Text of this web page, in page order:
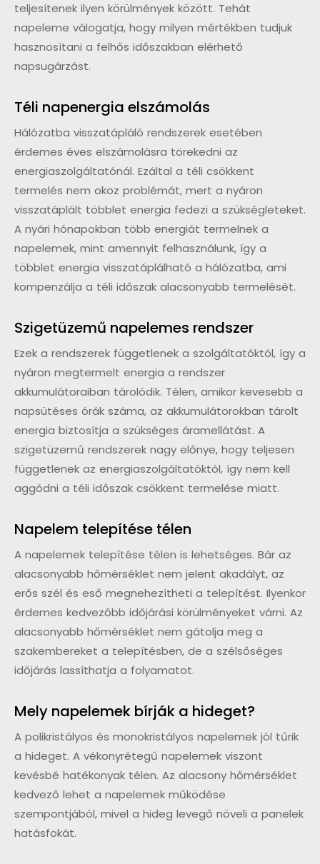
teljesítenek ilyen körülmények között. Tehát
napeleme válogatja, hogy milyen mértékben tudjuk
hasznosítani a felhős időszakban elérhető
napsugárzást.
Téli napenergia elszámolás
Hálózatba visszatápláló rendszerek esetében
érdemes éves elszámolásra törekedni az
energiaszolgáltatónál. Ezáltal a téli csökkent
termelés nem okoz problémát, mert a nyáron
visszatáplált többlet energia fedezi a szükségleteket.
A nyári hónapokban több energiát termelnek a
napelemek, mint amennyit felhasználunk, így a
többlet energia visszatáplálható a hálózatba, ami
kompenzálja a téli időszak alacsonyabb termelését.
Szigetüzemű napelemes rendszer
Ezek a rendszerek függetlenek a szolgáltatóktól, így a
nyáron megtermelt energia a rendszer
akkumulátoraiban tárolódik. Télen, amikor kevesebb a
napsütéses órák száma, az akkumulátorokban tárolt
energia biztosítja a szükséges áramellátást. A
szigetüzemű rendszerek nagy előnye, hogy teljesen
függetlenek az energiaszolgáltatóktól, így nem kell
aggódni a téli időszak csökkent termelése miatt.
Napelem telepítése télen
A napelemek telepítése télen is lehetséges. Bár az
alacsonyabb hőmérséklet nem jelent akadályt, az
erős szél és eső megnehezítheti a telepítést. Ilyenkor
érdemes kedvezőbb időjárási körülményeket várni. Az
alacsonyabb hőmérséklet nem gátolja meg a
szakembereket a telepítésben, de a szélsőséges
időjárás lassíthatja a folyamatot.
Mely napelemek bírják a hideget?
A polikristályos és monokristályos napelemek jól tűrik
a hideget. A vékonyrétegű napelemek viszont
kevésbé hatékonyak télen. Az alacsony hőmérséklet
kedvező lehet a napelemek működése
szempontjából, mivel a hideg levegő növeli a panelek
hatásfokát.